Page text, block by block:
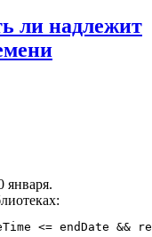
ли надлежит
января.
<= endDate &&